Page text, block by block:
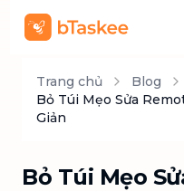
Trang chủ Blog
Bỏ Túi Mẹo Sửa
Giản
Bỏ Túi Mẹo